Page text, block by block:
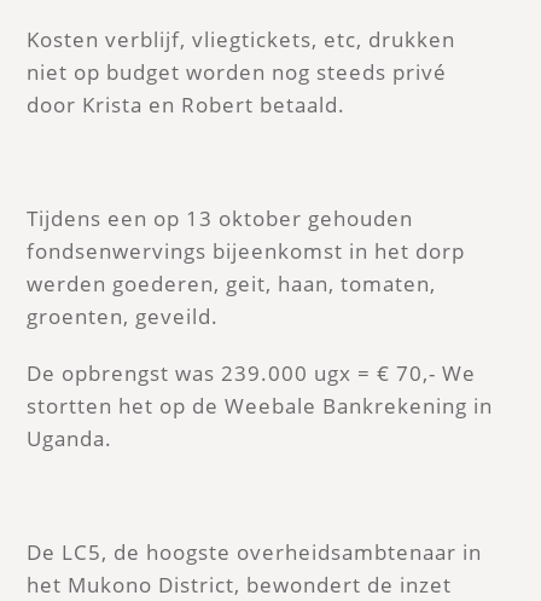
Kosten verblijf, vliegtickets, etc, drukken
niet op budget worden nog steeds privé
door Krista en Robert betaald.
Tijdens een op 13 oktober gehouden
fondsenwervings bijeenkomst in het dorp
werden goederen, geit, haan, tomaten,
groenten, geveild.
De opbrengst was 239.000 ugx = € 70,- We
stortten het op de Weebale Bankrekening in
Uganda.
De LC5, de hoogste overheidsambtenaar in
het Mukono District, bewondert de inzet